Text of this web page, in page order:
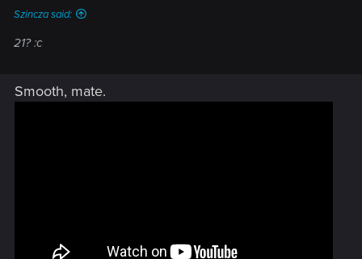
Szincza said:
21? :c
Smooth, mate.